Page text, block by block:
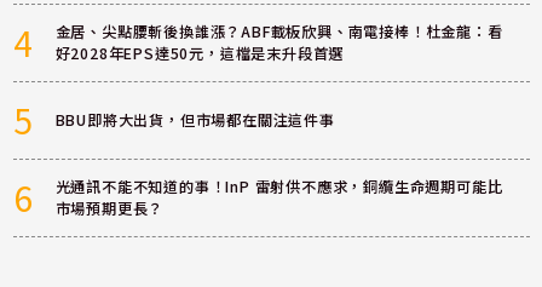
4
金居、尖點腰斬後換誰漲？ABF載板欣興、南電接棒！杜金龍：看
好2028年EPS達50元，這檔是末升段首選
5 BBU即將大出貨，但市場都在關注這件事
6
光通訊不能不知道的事！InP 雷射供不應求，銅纜生命週期可能比
市場預期更長？